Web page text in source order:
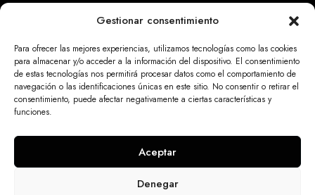
Gestionar consentimiento
Para ofrecer las mejores experiencias, utilizamos tecnologías como las cookies
para almacenar y/o acceder a la información del dispositivo. El consentimiento
de estas tecnologías nos permitirá procesar datos como el comportamiento de
navegación o las identificaciones únicas en este sitio. No consentir o retirar el
consentimiento, puede afectar negativamente a ciertas características y
funciones.
Aceptar
Denegar
Noticias
Aviso Legal
Politicas Cookies